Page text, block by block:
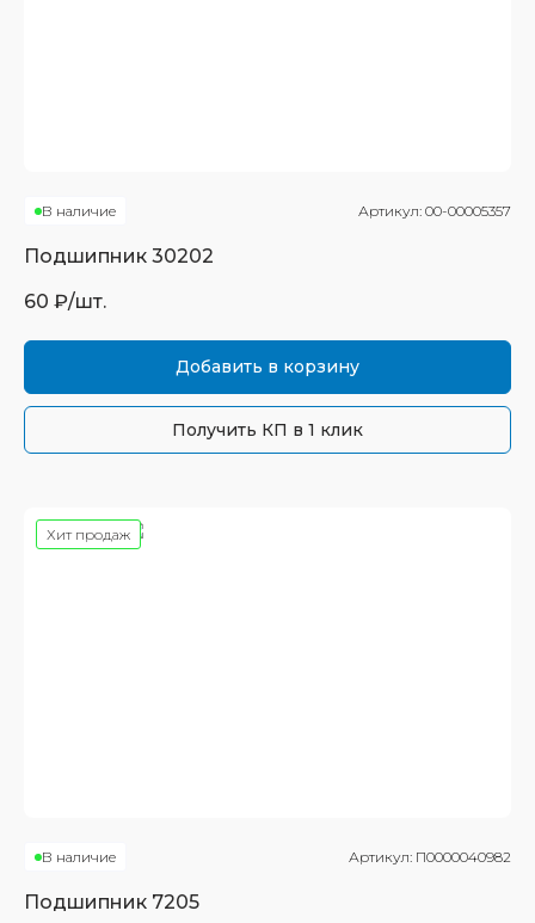
В наличие Артикул: 00-00005357
Подшипник 30202
60 ₽/шт.
Добавить в корзину
Получить КП в 1 клик
Хит продаж
В наличие Артикул: П0000040982
Подшипник 7205